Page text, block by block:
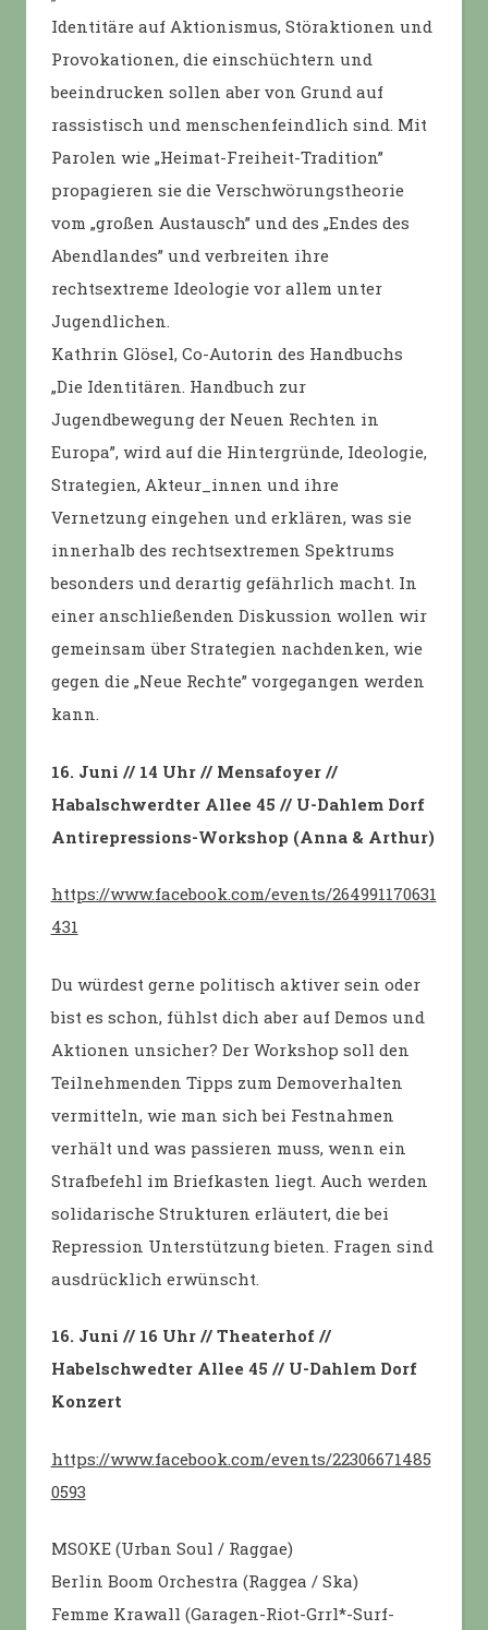
Identitäre auf Aktionismus, Störaktionen und
Provokationen, die einschüchtern und
beeindrucken sollen aber von Grund auf
rassistisch und menschenfeindlich sind. Mit
Parolen wie „Heimat-Freiheit-Tradition”
propagieren sie die Verschwörungstheorie
vom „großen Austausch” und des „Endes des
Abendlandes” und verbreiten ihre
rechtsextreme Ideologie vor allem unter
Jugendlichen.
Kathrin Glösel, Co-Autorin des Handbuchs
„Die Identitären. Handbuch zur
Jugendbewegung der Neuen Rechten in
Europa”, wird auf die Hintergründe, Ideologie,
Strategien, Akteur_innen und ihre
Vernetzung eingehen und erklären, was sie
innerhalb des rechtsextremen Spektrums
besonders und derartig gefährlich macht. In
einer anschließenden Diskussion wollen wir
gemeinsam über Strategien nachdenken, wie
gegen die „Neue Rechte” vorgegangen werden
kann.
16. Juni // 14 Uhr // Mensafoyer //
Habalschwerdter Allee 45 // U-Dahlem Dorf
Antirepressions-Workshop (Anna & Arthur)
https://www.facebook.com/events/264991170631
431
Du würdest gerne politisch aktiver sein oder
bist es schon, fühlst dich aber auf Demos und
Aktionen unsicher? Der Workshop soll den
Teilnehmenden Tipps zum Demoverhalten
vermitteln, wie man sich bei Festnahmen
verhält und was passieren muss, wenn ein
Strafbefehl im Briefkasten liegt. Auch werden
solidarische Strukturen erläutert, die bei
Repression Unterstützung bieten. Fragen sind
ausdrücklich erwünscht.
16. Juni // 16 Uhr // Theaterhof //
Habelschwedter Allee 45 // U-Dahlem Dorf
Konzert
https://www.facebook.com/events/22306671485
0593
MSOKE (Urban Soul / Raggae)
Berlin Boom Orchestra (Raggea / Ska)
Femme Krawall (Garagen-Riot-Grrl*-Surf-